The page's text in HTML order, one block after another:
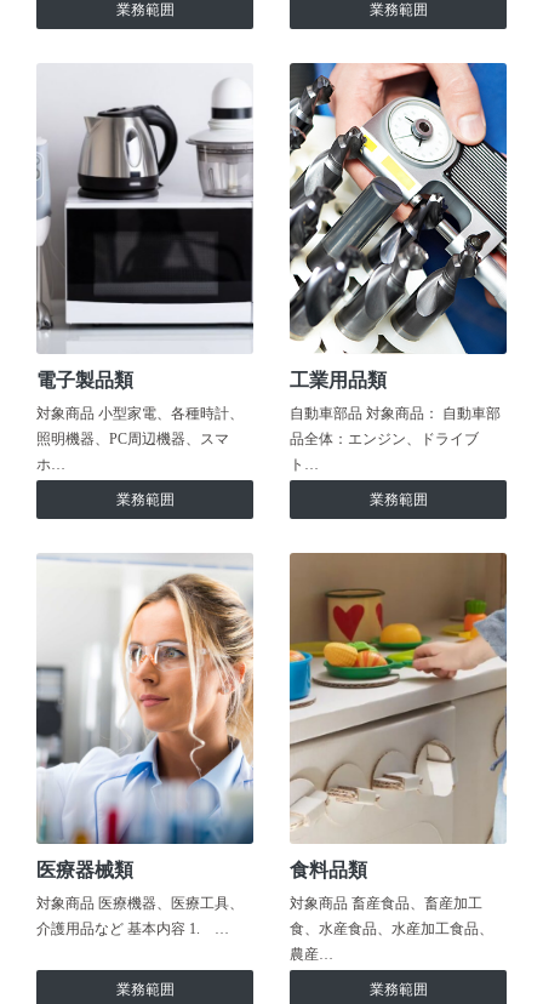
業務範囲 業務範囲
電子製品類
対象商品 小型家電、各種時計、
照明機器、PC周辺機器、スマ
ホ…
業務範囲
工業用品類
自動車部品 対象商品： 自動車部
品全体：エンジン、ドライブ
ト…
業務範囲
医療器械類
対象商品 医療機器、医療工具、
介護用品など 基本内容 1. …
業務範囲
食料品類
対象商品 畜産食品、畜産加工
食、水産食品、水産加工食品、
農産…
業務範囲